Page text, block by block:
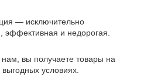
— исключительно
эффективная и недорогая.
вы получаете товары на
условиях.